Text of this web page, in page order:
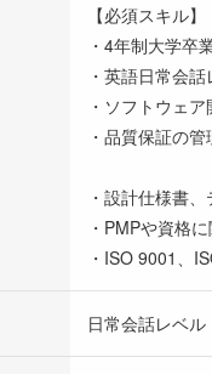
【必須スキル】
・4年制大学卒
・英語日常会
・ソフトウェ
・品質保証の
・設計仕様書
・PMPや資格
・ISO 9001、
日常会話レベル